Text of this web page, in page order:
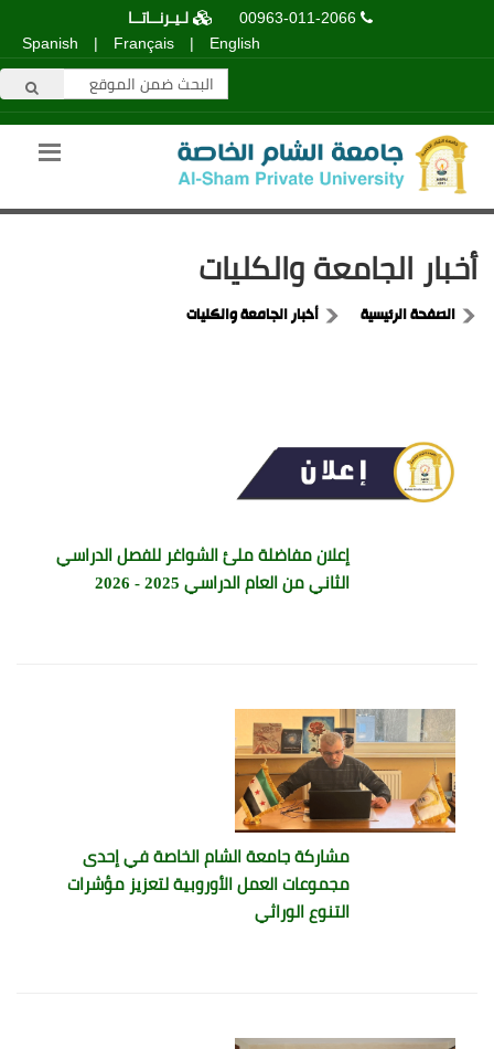
00963-011-2066
لـيـرنــاتــا
English
|
Français
|
Spanish
أخبار الجامعة والكليات
الصفحة الرئيسية أخبار الجامعة والكليات
إعلان مفاضلة ملئ الشواغر للفصل الدراسي
الثاني من العام الدراسي 2025 - 2026
مشاركة جامعة الشام الخاصة في إحدى
مجموعات العمل الأوروبية لتعزيز مؤشرات
التنوع الوراثي